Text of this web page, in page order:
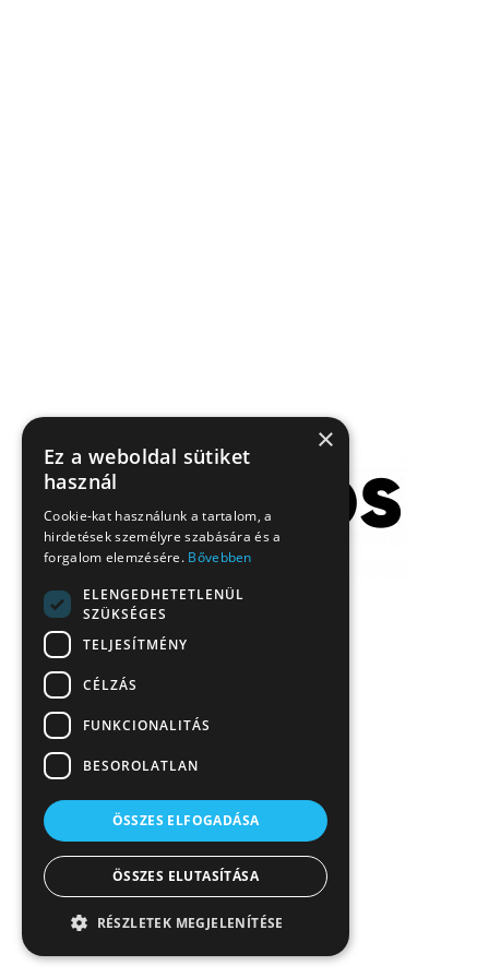
×
Ez a weboldal sütiket
használ
Cookie-kat használunk a tartalom, a
hirdetések személyre szabására és a
forgalom elemzésére. Bővebben
ELENGEDHETETLENÜL
SZÜKSÉGES
TELJESÍTMÉNY
CÉLZÁS
FUNKCIONALITÁS
BESOROLATLAN
ÖSSZES ELFOGADÁSA
ÖSSZES ELUTASÍTÁSA
RÉSZLETEK MEGJELENÍTÉSE